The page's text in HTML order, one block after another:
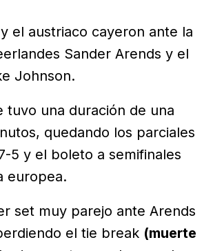
el austriaco cayeron ante la
Sander Arends y el
Johnson.
tuvo una duración de una
quedando los parciales
5 y el boleto a semifinales
europea.
set muy parejo ante Arends
el tie break (muerte